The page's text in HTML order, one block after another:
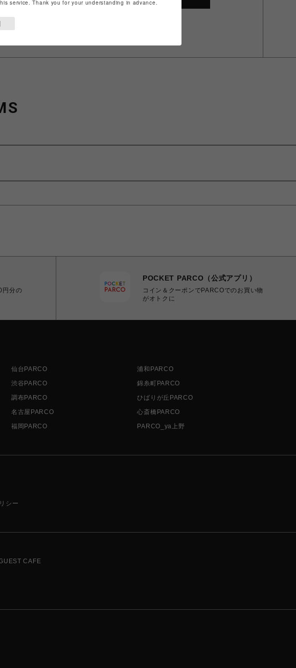
円分の
POCKET PARCO（公式アプリ）
コイン＆クーポンでPARCOでのお買い物
がオトクに
仙台PARCO
浦和PARCO
渋谷PARCO
錦糸町PARCO
調布PARCO
ひばりが丘PARCO
名古屋PARCO
心斎橋PARCO
福岡PARCO PARCO_ya上野
シー
CAFE
service. Thank you for your understanding in advance.